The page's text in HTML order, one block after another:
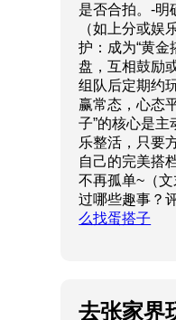
是否合拍。-明
（如上分或娱
护：成为“黄金
盘，互相鼓励
组队后定期约
赢常态，心态
子”的核心是
乐整活，只要
自己的完美搭
不再孤单~（文
过哪些趣事？
么找蛋搭子
去张家界